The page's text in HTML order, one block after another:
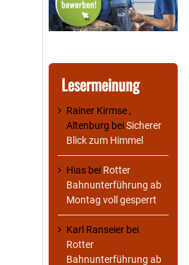
Lesermeinung
Rainer Kirmse ,
Altenburg beiSicherer
Blick zum Himmel
Hias bei Rotter
Bahnunterführung ab
Montag voll gesperrt
Karl Ranseier bei
Rotter
Bahnunterführung ab